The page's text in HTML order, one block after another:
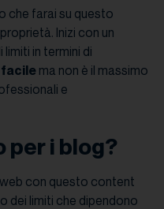
che farai su questo
Inizi con un
in termini di
ma non è il massimo
e
per i blog?
con questo content
dei limiti che dipendono